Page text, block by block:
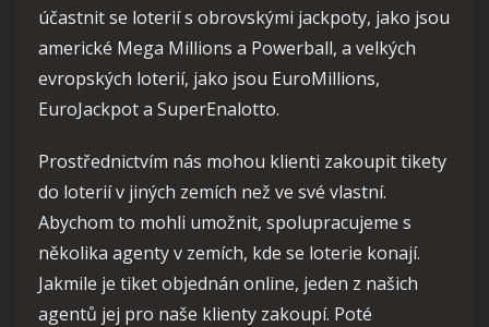
účastnit se loterií s obrovskými jackpoty, jako jsou
americké Mega Millions a Powerball, a velkých
evropských loterií, jako jsou EuroMillions,
EuroJackpot a SuperEnalotto.
Prostřednictvím nás mohou klienti zakoupit tikety
do loterií v jiných zemích než ve své vlastní.
Abychom to mohli umožnit, spolupracujeme s
několika agenty v zemích, kde se loterie konají.
Jakmile je tiket objednán online, jeden z našich
agentů jej pro naše klienty zakoupí. Poté